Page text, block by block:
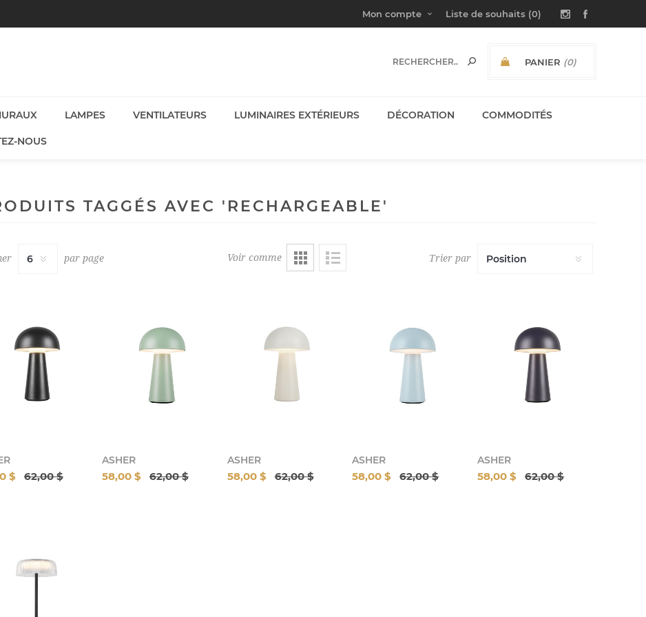
Mon compte Liste de souhaits (0)
PANIER (0)
LAMPES VENTILATEURS LUMINAIRES EXTÉRIEURS DÉCORATION COMMODITÉS
NOUS
TAGGÉS AVEC 'RECHARGEABLE'
Voir comme Trier par
par page
$ 62,00 $
ASHER
58,00 $ 62,00 $
ASHER
58,00 $ 62,00 $
ASHER
58,00 $ 62,00 $
ASHER
58,00 $ 62,00 $